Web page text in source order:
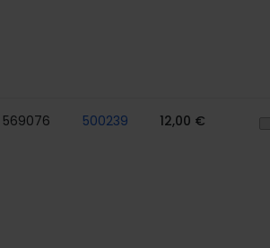
569076 500239 12,00 €